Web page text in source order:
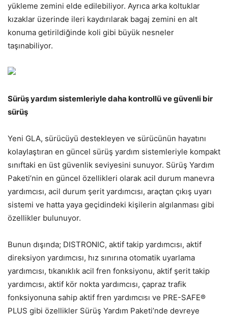
yükleme zemini elde edilebiliyor. Ayrıca arka koltuklar
kızaklar üzerinde ileri kaydırılarak bagaj zemini en alt
konuma getirildiğinde koli gibi büyük nesneler
taşınabiliyor.
Sürüş yardım sistemleriyle daha kontrollü ve güvenli bir
sürüş
Yeni GLA, sürücüyü destekleyen ve sürücünün hayatını
kolaylaştıran en güncel sürüş yardım sistemleriyle kompakt
sınıftaki en üst güvenlik seviyesini sunuyor. Sürüş Yardım
Paketi’nin en güncel özellikleri olarak acil durum manevra
yardımcısı, acil durum şerit yardımcısı, araçtan çıkış uyarı
sistemi ve hatta yaya geçidindeki kişilerin algılanması gibi
özellikler bulunuyor.
Bunun dışında; DISTRONIC, aktif takip yardımcısı, aktif
direksiyon yardımcısı, hız sınırına otomatik uyarlama
yardımcısı, tıkanıklık acil fren fonksiyonu, aktif şerit takip
yardımcısı, aktif kör nokta yardımcısı, çapraz trafik
fonksiyonuna sahip aktif fren yardımcısı ve PRE-SAFE®
PLUS gibi özellikler Sürüş Yardım Paketi’nde devreye